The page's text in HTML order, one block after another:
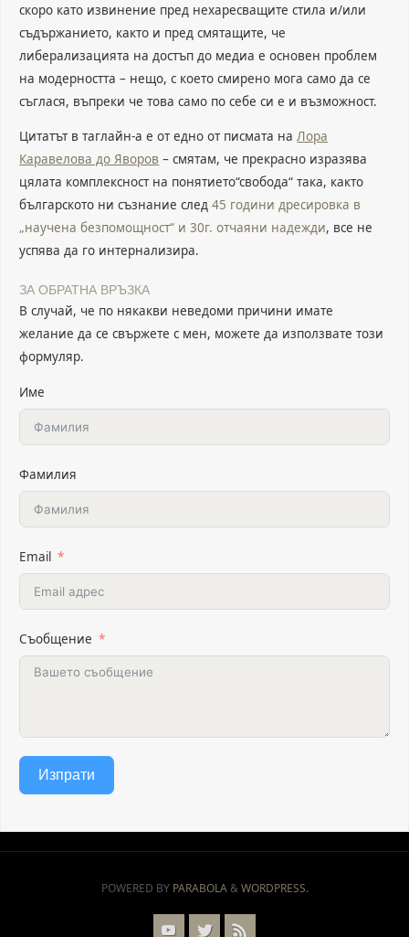
скоро като извинение пред нехаресващите стила и/или
съдържанието, както и пред смятащите, че
либерализацията на достъп до медиа е основен проблем
на модерността – нещо, с което смирено мога само да се
съглася, въпреки че това само по себе си е и възможност.
Цитатът в таглайн-а е от едно от писмата наЛора
Каравелова до Яворов – смятам, че прекрасно изразява
цялата комплексност на понятието“свобода“ така, както
българското ни съзнание след45 години дресировка в
„научена безпомощност“ и 30г. отчаяни надежди, все не
успява да го интернализира.
ЗА ОБРАТНА ВРЪЗКА
В случай, че по някакви неведоми причини имате
желание да се свържете с мен, можете да използвате този
формуляр.
Име
Фамилия
Email
Съобщение
Изпрати
POWERED BY PARABOLA&WORDPRESS.